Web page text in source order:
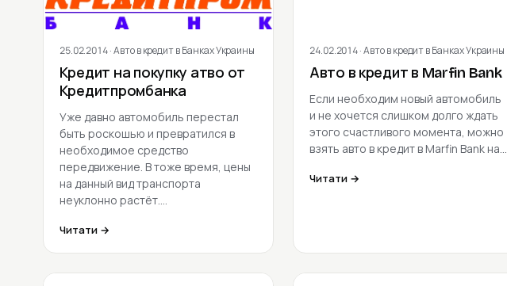
25.02.2014· Авто в кредит в Банках Украины
Кредит на покупку атво от
Кредитпромбанка
Уже давно автомобиль перестал
быть роскошью и превратился в
необходимое средство
передвижение. В тоже время, цены
на данный вид транспорта
неуклонно растёт.…
Читати →
24.02.2014· Авто в кредит в Банках Украины
Авто в кредит в Marfin Bank
Если необходим новый автомобиль
и не хочется слишком долго ждать
этого счастливого момента, можно
взять авто в кредит в Marfin Bank на…
Читати →